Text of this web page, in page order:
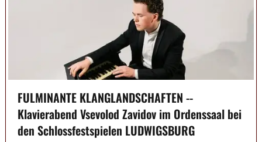
FULMINANTE KLANGLANDSCHAFTEN --
Klavierabend Vsevolod Zavidov im Ordenssaal bei
den Schlossfestspielen LUDWIGSBURG